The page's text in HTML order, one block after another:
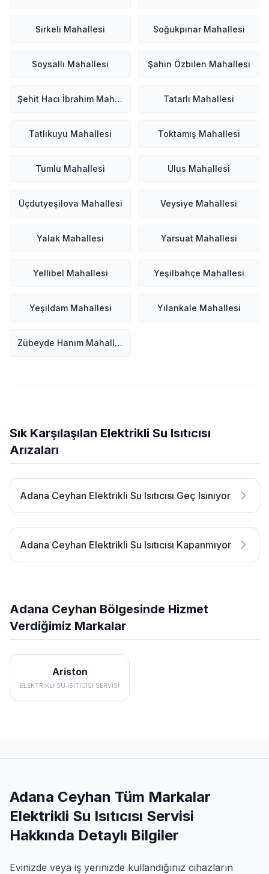
Sirkeli Mahallesi Soğukpınar Mahallesi
Soysallı Mahallesi Şahin Özbilen Mahallesi
Şehit Hacı İbrahim Mahallesi Tatarlı Mahallesi
Tatlıkuyu Mahallesi Toktamış Mahallesi
Tumlu Mahallesi Ulus Mahallesi
Üçdutyeşilova Mahallesi Veysiye Mahallesi
Yalak Mahallesi Yarsuat Mahallesi
Yellibel Mahallesi Yeşilbahçe Mahallesi
Yeşildam Mahallesi Yılankale Mahallesi
Zübeyde Hanım Mahallesi
Sık Karşılaşılan Elektrikli Su Isıtıcısı
Arızaları
Adana Ceyhan Elektrikli Su Isıtıcısı Geç Isınıyor
Adana Ceyhan Elektrikli Su Isıtıcısı Kapanmıyor
Adana Ceyhan Bölgesinde Hizmet
Verdiğimiz Markalar
Ariston
ELEKTRIKLI SU ISITICISI SERVISI
Adana Ceyhan Tüm Markalar
Elektrikli Su Isıtıcısı Servisi
Hakkında Detaylı Bilgiler
Evinizde veya iş yerinizde kullandığınız cihazların